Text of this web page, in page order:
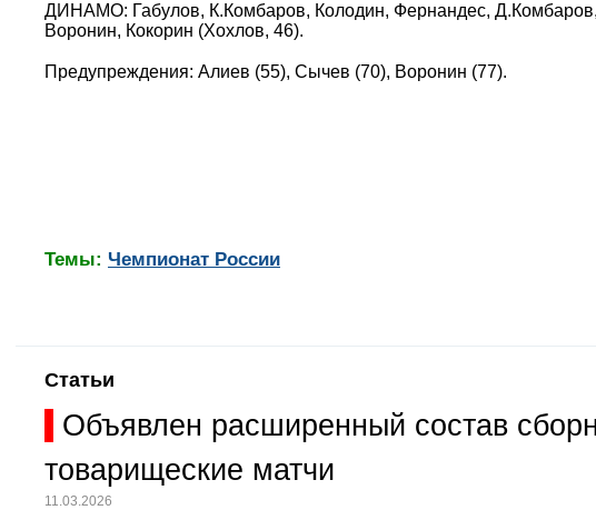
ДИНАМО: Габулов, К.Комбаров, Колодин, Фернандес,
Воронин, Кокорин (Хохлов, 46).
Предупреждения: Алиев (55), Сычев (70), Воронин (77).
Темы: Чемпионат России
Статьи
Объявлен расширенный состав
товарищеские матчи
11.03.2026